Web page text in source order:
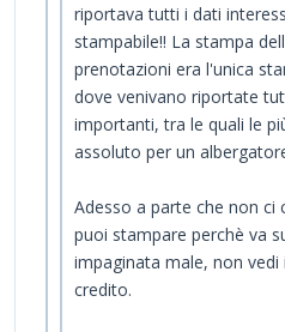
riportava tutti i dati
stampabile!! La stampa
prenotazioni era l'unica
dove venivano riportate
importanti, tra le quali le
assoluto per un
Adesso a parte che non ci
puoi stampare perchè va
impaginata male, non vedi
credito.